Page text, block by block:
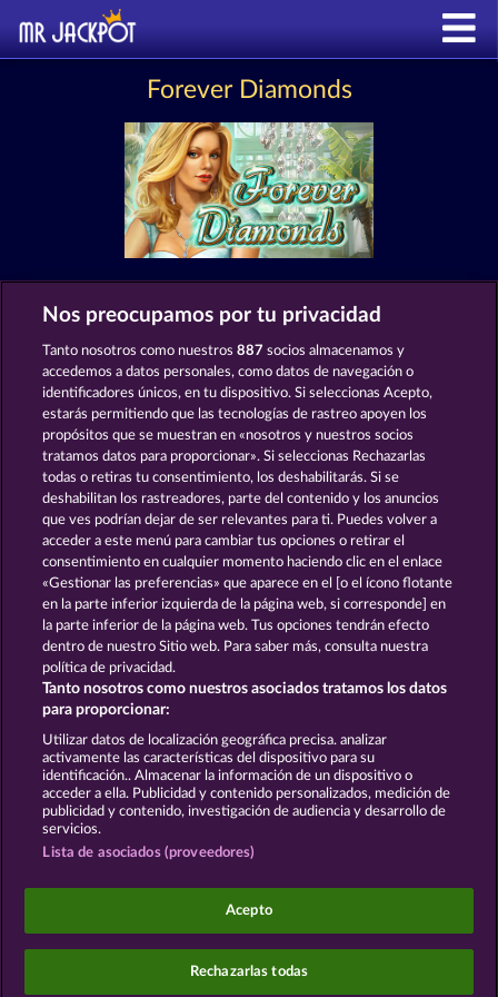
Forever Diamonds
MÁQUINAS TRAGAPERRAS COMO
FOREVER DIAMONDS
Maaax Diamonds Sticky Diamonds
Términos y condiciones
Declaración de privacidad y de cookies
Aviso Legal
Enviar solicitud de desistimiento
Los juegos de casino social están pensados
exclusivamente para el ocio y no influyen en la
juego con dinero real.
©2026 Whow Games GmbH
Nos preocupamos por tu privacidad
Tanto nosotros como nuestros887 socios almacenamos y
accedemos a datos personales, como datos de navegación o
identificadores únicos, en tu dispositivo. Si seleccionas Acepto,
estarás permitiendo que las tecnologías de rastreo apoyen los
propósitos que se muestran en «nosotros y nuestros socios
tratamos datos para proporcionar». Si seleccionas Rechazarlas
todas o retiras tu consentimiento, los deshabilitarás. Si se
deshabilitan los rastreadores, parte del contenido y los anuncios
que ves podrían dejar de ser relevantes para ti. Puedes volver a
acceder a este menú para cambiar tus opciones o retirar el
consentimiento en cualquier momento haciendo clic en el enlace
«Gestionar las preferencias» que aparece en el [o el ícono flotante
en la parte inferior izquierda de la página web, si corresponde] en
la parte inferior de la página web. Tus opciones tendrán efecto
dentro de nuestro Sitio web. Para saber más, consulta nuestra
política de privacidad.
Tanto nosotros como nuestros asociados tratamos los datos
para proporcionar:
Utilizar datos de localización geográfica precisa. analizar
activamente las características del dispositivo para su
identificación.. Almacenar la información de un dispositivo o
acceder a ella. Publicidad y contenido personalizados, medición de
publicidad y contenido, investigación de audiencia y desarrollo de
servicios.
Lista de asociados (proveedores)
Acepto
Rechazarlas todas